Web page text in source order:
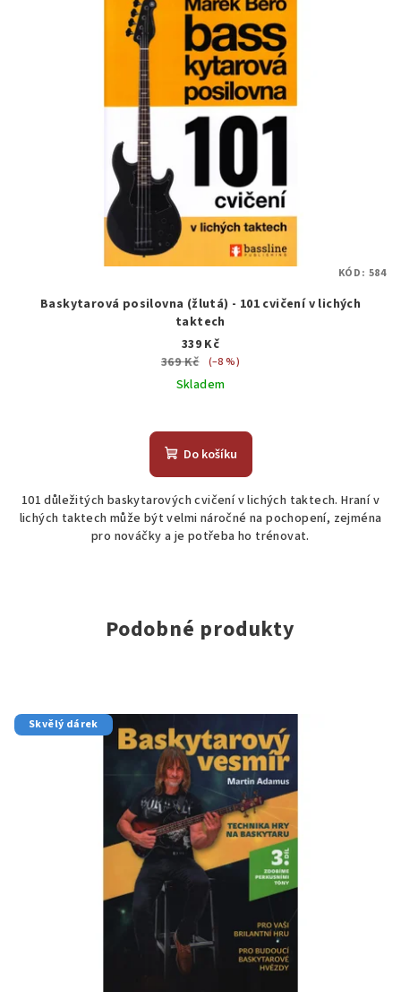
Baskytarová posilovna (žlutá) - 101 cvičení v lichých
taktech
339 Kč
369 Kč
(–8 %)
Skladem
Do košíku
101 důležitých baskytarových cvičení v lichých taktech. Hraní v
lichých taktech může být velmi náročné na pochopení, zejména
pro nováčky a je potřeba ho trénovat.
KÓD: 584
Podobné produkty
Skvělý dárek